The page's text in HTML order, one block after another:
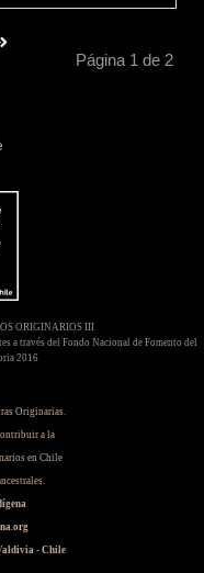
Página 1 de 2
ORIGINARIOS III
a través del Fondo Nacional de Fomento del
2016
Originarias.
a la
en Chile
- Chile